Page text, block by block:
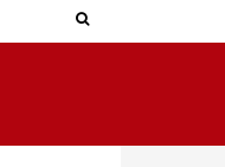
جستجو